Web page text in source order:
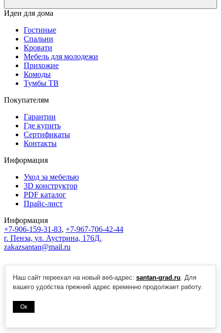
Идеи для дома
Гостиные
Спальни
Кровати
Мебель для молодежи
Прихожие
Комоды
Тумбы ТВ
Покупателям
Гарантии
Где купить
Сертификаты
Контакты
Информация
Уход за мебелью
3D конструктор
PDF каталог
Прайс-лист
Информация
+7-906-159-31-83, +7-967-706-42-44
г. Пенза, ул. Аустрина, 176Д.
zakazsantan@mail.ru
Наш сайт переехал на новый веб-адрес: santan-grad.ru. Для
вашего удобства прежний адрес временно продолжает работу.
Ок